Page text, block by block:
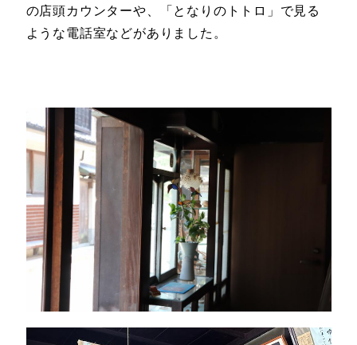
の店頭カウンターや、「となりのトトロ」で見る
ような電話室などがありました。